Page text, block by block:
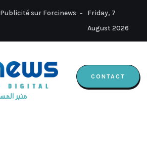
Publicité sur Forcinews
Friday, 7
August 2026
CONTACT